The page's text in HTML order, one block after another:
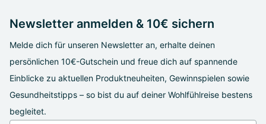
Newsletter anmelden & 10€ sichern
Melde dich für unseren Newsletter an, erhalte deinen
persönlichen 10€-Gutschein und freue dich auf spannende
Einblicke zu aktuellen Produktneuheiten, Gewinnspielen sowie
Gesundheitstipps – so bist du auf deiner Wohlfühlreise bestens
begleitet.